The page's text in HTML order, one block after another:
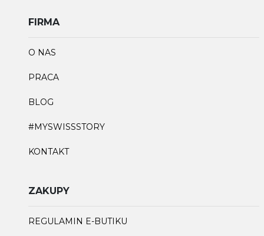
FIRMA
O NAS
PRACA
BLOG
#MYSWISSSTORY
KONTAKT
ZAKUPY
REGULAMIN E-BUTIKU